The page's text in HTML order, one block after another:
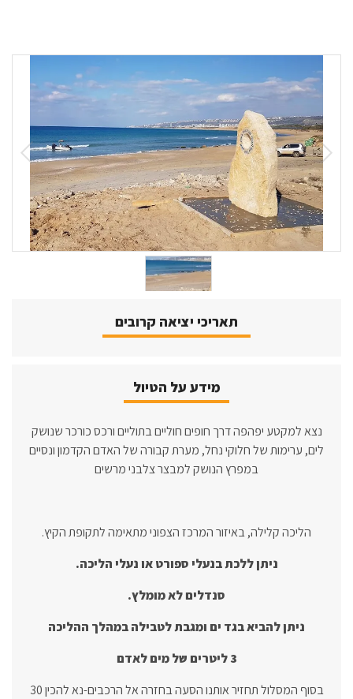
1
/
תאריכי יציאה קרובים
מידע על הטיול
נצא למקטע יפהפה דרך חופים חוליים בתוליים ורכס כורכר שנושק
לים, ערימות של חלוקי נחל, מערת קבורה של האדם הקדמון ונסיים
במפרץ הנושק למבצר צלבני מרשים
הליכה קלילה, באיזור המרכז הצפוני מתאימה לתקופת הקיץ.
ניתן ללכת בנעלי ספורט או נעלי הליכה.
סנדלים לא מומלץ.
ניתן להביא בגד ים ומגבת לטבילה במהלך ההליכה
3 ליטרים של מים לאדם
בסוף המסלול תחזיר אותנו הסעה בחזרה אל הרכבים-נא להכין 30